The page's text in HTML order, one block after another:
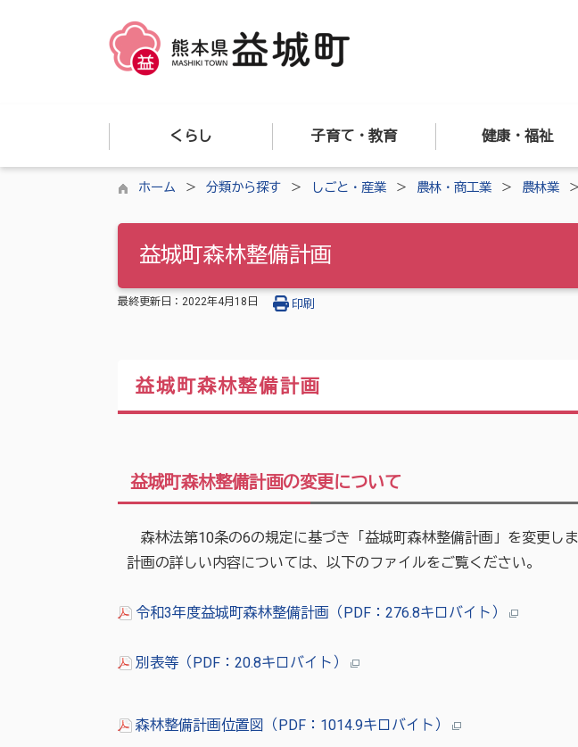
くらし 子育て・教育 健康・福祉
ホーム 分類から探す しごと・産業 農林・商工業 農林業
益城町森林整備計画
最終更新日： 2022年4月18日 印刷
益城町森林整備計画
益城町森林整備計画の変更について
森林法第10条の6の規定に基づき「益城町森林整備計画」を変更しま
計画の詳しい内容については、以下のファイルをご覧ください。
令和3年度益城町森林整備計画（PDF：276.8キロバイト）
別表等（PDF：20.8キロバイト）
森林整備計画位置図（PDF：1014.9キロバイト）